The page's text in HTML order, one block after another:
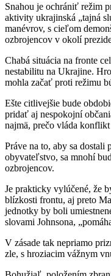
Snahou je ochrániť režim
aktivity ukrajinská „tajná
manévrov, s cieľom
ozbrojencov v okolí
Chabá situácia na fronte
nestabilitu na Ukrajine.
mohla začať proti režimu
Ešte citlivejšie bude
pridať aj nespokojní
najmä, prečo vláda
Práve na to, aby sa dostali
obyvateľstvo, sa mnohí
ozbrojencov.
Je prakticky vylúčené, že
blízkosti frontu, aj preto
jednotky by boli
slovami Johnsona,
V zásade tak nepriamo
zle, s hroziacim vážnym